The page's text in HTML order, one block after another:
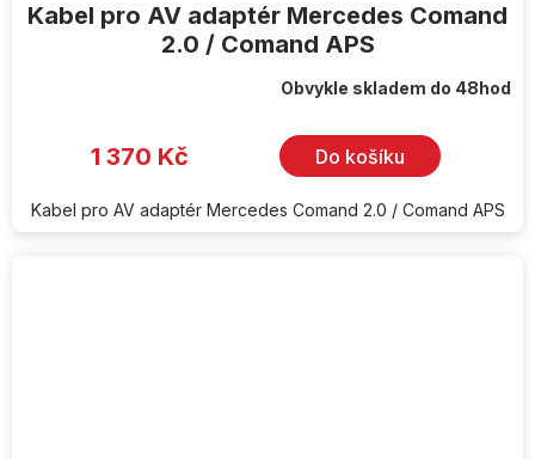
Kabel pro AV adaptér Mercedes Comand
2.0 / Comand APS
Obvykle skladem do 48hod
1 370 Kč Do košíku
Kabel pro AV adaptér Mercedes Comand 2.0 / Comand APS